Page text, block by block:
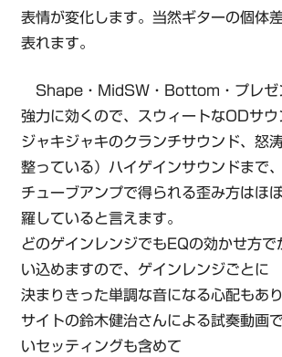
表情が変化します。当然ギターの個体
表れます。
Shape・MidSW・Bottom・プレゼ
強力に効くので、スウィートなODサウ
ジャキジャキのクランチサウンド、怒
整っている）ハイゲインサウンドまで、
チューブアンプで得られる歪み方はほ
羅していると言えます。
どのゲインレンジでもEQの効かせ方で
い込めますので、ゲインレンジごとに
決まりきった単調な音になる心配もあり
サイトの鈴木健治さんによる試奏動画
いセッティングも含めて